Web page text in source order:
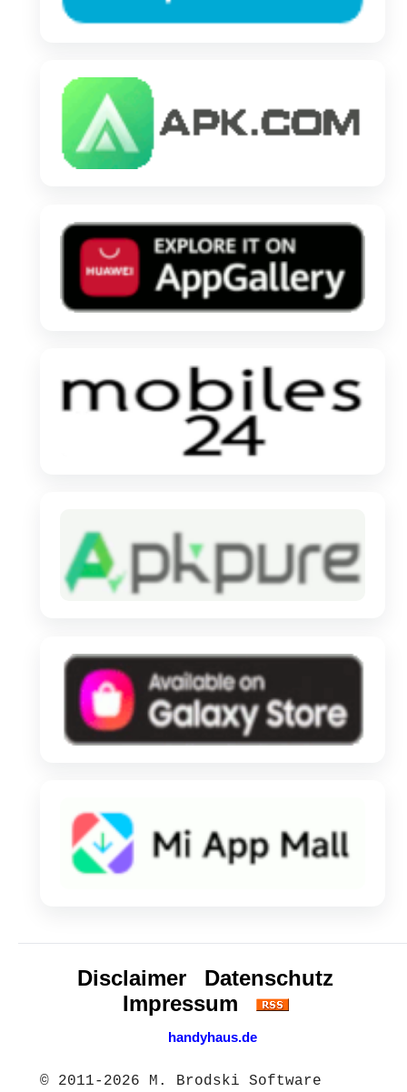
Disclaimer
Datenschutz
Impressum
handyhaus.de
© 2011-2026 M. Brodski Software